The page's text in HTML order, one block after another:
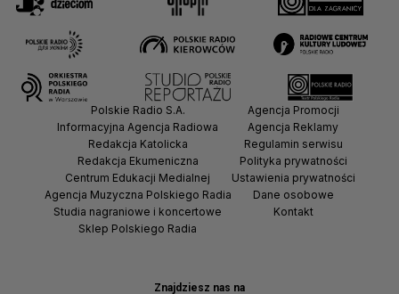
Znajdziesz nas na
Polskie Radio S.A.
Informacyjna Agencja Radiowa
Redakcja Katolicka
Redakcja Ekumeniczna
Centrum Edukacji Medialnej
Agencja Muzyczna Polskiego Radia
Studia nagraniowe i koncertowe
Sklep Polskiego Radia
Agencja Promocji
Agencja Reklamy
Regulamin serwisu
Polityka prywatności
Ustawienia prywatności
Dane osobowe
Kontakt